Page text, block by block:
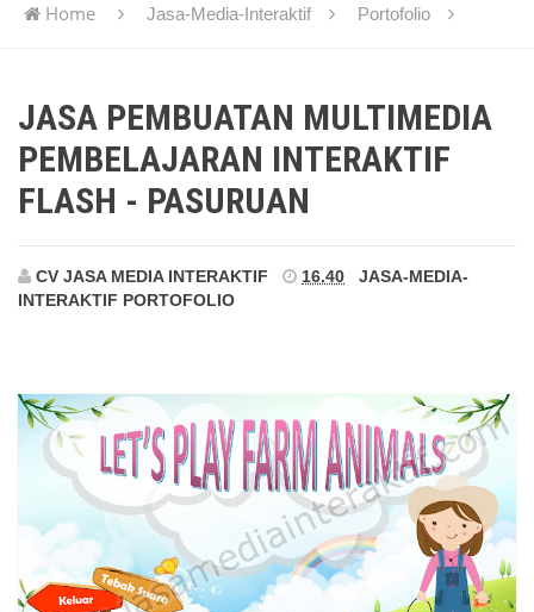
Home Jasa-Media-Interaktif Portofolio
JASA PEMBUATAN MULTIMEDIA
PEMBELAJARAN INTERAKTIF
FLASH - PASURUAN
CV JASA MEDIA INTERAKTIF 16.40
JASA-MEDIA-
INTERAKTIF PORTOFOLIO